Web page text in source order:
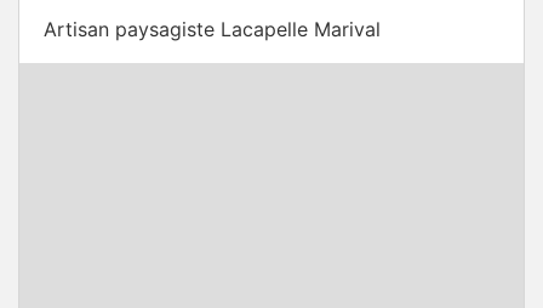
Artisan paysagiste Lacapelle Marival